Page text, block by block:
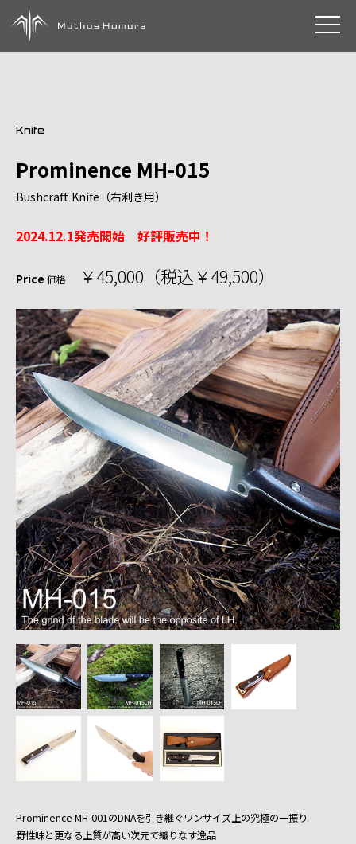
toggle
Knife
Prominence MH-015
Bushcraft Knife（右利き用）
2024.12.1発売開始 好評販売中！
Price 価格 ￥45,000（税込￥49,500）
Prominence MH-001のDNAを引き継ぐワンサイズ上の究極の一振り
野性味と更なる上質が高い次元で織りなす逸品